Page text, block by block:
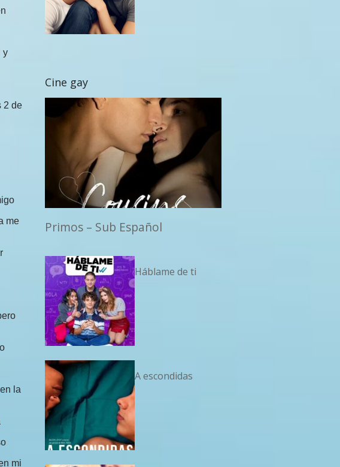
y
2 de
me
la
mi
Cine gay
Primos – Sub Español
Háblame de ti
A escondidas